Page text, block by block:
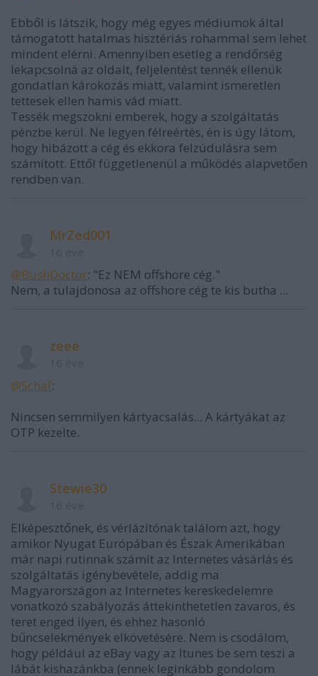
Ebből is látszik, hogy még egyes médiumok által
támogatott hatalmas hisztériás rohammal sem lehet
mindent elérni. Amennyiben esetleg a rendőrség
lekapcsolná az oldalt, feljelentést tennék ellenük
gondatlan károkozás miatt, valamint ismeretlen
tettesek ellen hamis vád miatt.
Tessék megszokni emberek, hogy a szolgáltatás
pénzbe kerül. Ne legyen félreértés, én is úgy látom,
hogy hibázott a cég és ekkora felzúdulásra sem
számított. Ettől függetlenenül a működés alapvetően
rendben van.
MrZed001
@BushDoctor: "Ez NEM offshore cég."
Nem, a tulajdonosa az offshore cég te kis butha ...
zeee
@Schaf:
Nincsen semmilyen kártyacsalás... A kártyákat az
OTP kezelte.
Stewie30
Elképesztőnek, és vérlázítónak találom azt, hogy
amikor Nyugat Európában és Észak Amerikában
már napi rutinnak számít az Internetes vásárlás és
szolgáltatás igénybevétele, addig ma
Magyarországon az Internetes kereskedelemre
vonatkozó szabályozás áttekinthetetlen zavaros, és
teret enged ilyen, és ehhez hasonló
bűncselekmények elkövetésére. Nem is csodálom,
hogy például az eBay vagy az Itunes be sem teszi a
lábát kishazánkba (ennek leginkább gondolom